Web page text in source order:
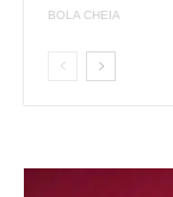
BOLA CHEIA